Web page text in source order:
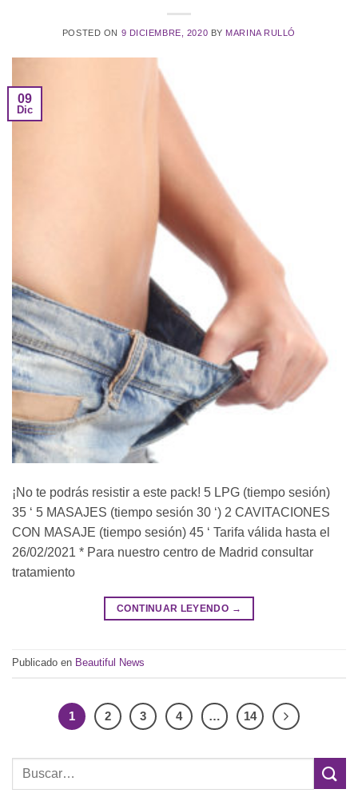
POSTED ON 9 DICIEMBRE, 2020 BY MARINA RULLÓ
09
Dic
¡No te podrás resistir a este pack! 5 LPG (tiempo sesión)
35 ‘ 5 MASAJES (tiempo sesión 30 ‘) 2 CAVITACIONES
CON MASAJE (tiempo sesión) 45 ‘ Tarifa válida hasta el
26/02/2021 * Para nuestro centro de Madrid consultar
tratamiento
CONTINUAR LEYENDO →
Publicado en Beautiful News
1 2 3 4 … 14